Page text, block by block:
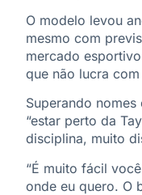
O modelo levou
mesmo com
mercado
que não lucra
Superando
“estar perto da
disciplina, muito
“É muito fácil
onde eu quero. O